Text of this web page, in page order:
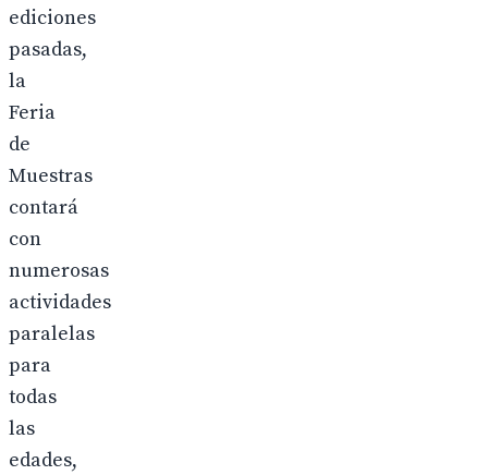
ediciones
pasadas,
la
Feria
de
Muestras
contará
con
numerosas
actividades
paralelas
para
todas
las
edades,